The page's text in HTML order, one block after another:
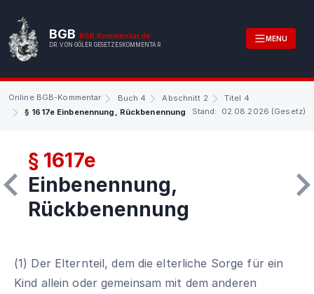
BGB BGB.Kommentar.de
DR. VON GÖLER GESETZESKOMMENTAR
MENU
Online BGB-Kommentar Buch 4 Abschnitt 2
Titel 4
§ 1617e Einbenennung, Rückbenennung
Stand: 02.08.2026 (Gesetz)
§ 1617e
Einbenennung,
Rückbenennung
(1) Der Elternteil, dem die elterliche Sorge für ein
Kind allein oder gemeinsam mit dem anderen